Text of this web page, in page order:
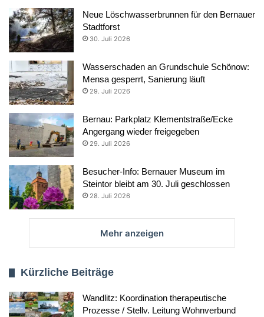
Neue Löschwasserbrunnen für den Bernauer
Stadtforst
30. Juli 2026
Wasserschaden an Grundschule Schönow:
Mensa gesperrt, Sanierung läuft
29. Juli 2026
Bernau: Parkplatz Klementstraße/Ecke
Angergang wieder freigegeben
29. Juli 2026
Besucher-Info: Bernauer Museum im
Steintor bleibt am 30. Juli geschlossen
28. Juli 2026
Mehr anzeigen
Kürzliche Beiträge
Wandlitz: Koordination therapeutische
Prozesse / Stellv. Leitung Wohnverbund